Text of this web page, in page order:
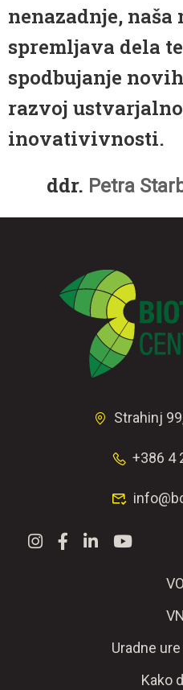
nenazadnje, naša
spremljava dela
spodbujanje
razvoj
inovativivnosti.
ddr. Petra
Strahinj
+386 4
Uradne
Kako